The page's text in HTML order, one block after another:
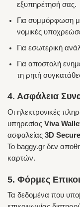
εξυπηρέτησή σας.
Για συμμόρφωση
νομικές
Για εσωτερική
Για αποστολή
τη ρητή
4. Ασφάλεια
Οι ηλεκτρονικές
υπηρεσίας Viva
ασφαλείας 3D Secure
Το baggy.gr δεν
καρτών.
5. Φόρμες
Τα δεδομένα που